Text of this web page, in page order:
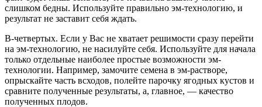
слишком бедны. Используйте правильно эм-технологию, и
результат не заставит себя ждать.
В-четвертых. Если у Вас не хватает решимости сразу перейти
на эм-технологию, не насилуйте себя. Используйте для начала
только отдельные наиболее простые возможности эм-
технологии. Например, замочите семена в эм-растворе,
опрыскайте часть всходов, полейте парочку ягодных кустов и
сравните полученные результаты, а, главное, — качество
полученных плодов.